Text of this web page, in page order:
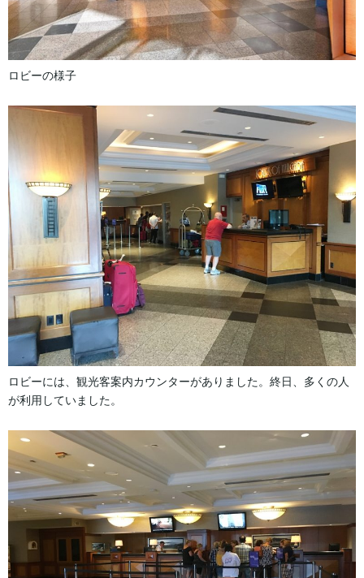
ロビーの様子
ロビーには、観光客案内カウンターがありました。終日、多くの人
が利用していました。